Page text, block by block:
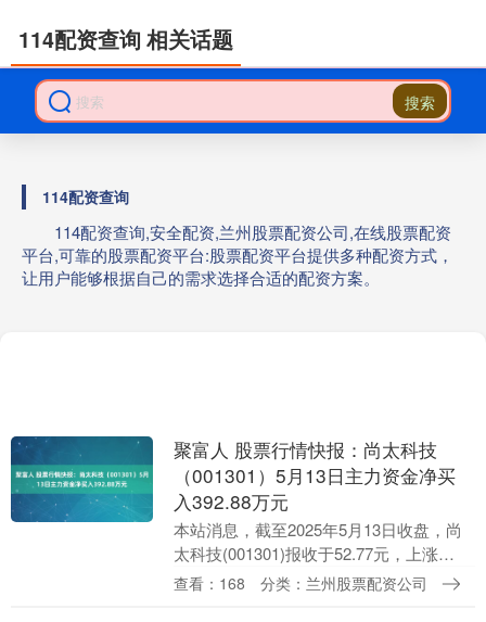
搜索
114配资查询
114配资查询,安全配资,兰州股票配资公司,在线股票配资
平台,可靠的股票配资平台:股票配资平台提供多种配资方式，
让用户能够根据自己的需求选择合适的配资方案。
114配资查询 相关话题
聚富人 股票行情快报：尚太科技
（001301）5月13日主力资金净买
入392.88万元
本站消息，截至2025年5月13日收盘，尚
太科技(001301)报收于52.77元，上涨
0.08%，换手率2.27%聚富人，成交量3.66
查看：168 分类：兰州股票配资公司